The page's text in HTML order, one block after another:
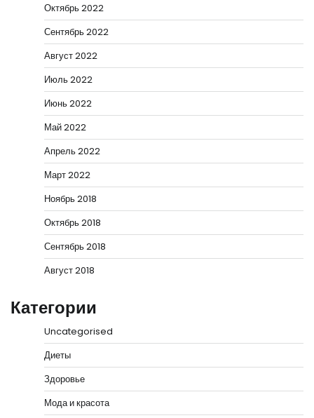
Октябрь 2022
Сентябрь 2022
Август 2022
Июль 2022
Июнь 2022
Май 2022
Апрель 2022
Март 2022
Ноябрь 2018
Октябрь 2018
Сентябрь 2018
Август 2018
Категории
Uncategorised
Диеты
Здоровье
Мода и красота